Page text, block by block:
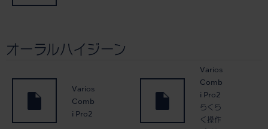
オーラルハイジーン
Varios
Comb
i Pro2
Varios
Comb
i Pro2
らくら
く操作